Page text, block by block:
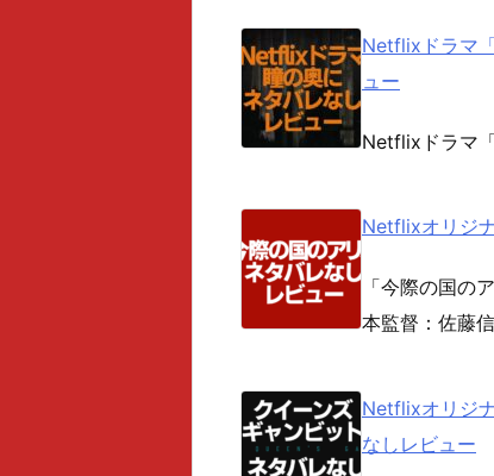
Netflixドラマ
ュー
Netflixドラマ
Netflixオリジ
「今際の国の
本監督：佐藤
Netflixオリジ
なしレビュー